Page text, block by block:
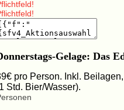
Gelage: Das
pro Person. Inkl.
Std. Bier/Wasser).